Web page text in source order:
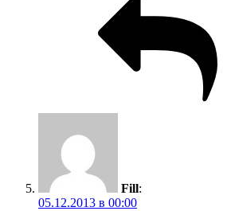
Fill:
05.12.2013 в 00:00